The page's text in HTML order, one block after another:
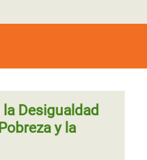
Desigualdad
y la